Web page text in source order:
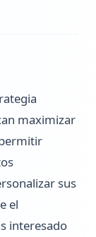
maximizar
sus
el
interesado